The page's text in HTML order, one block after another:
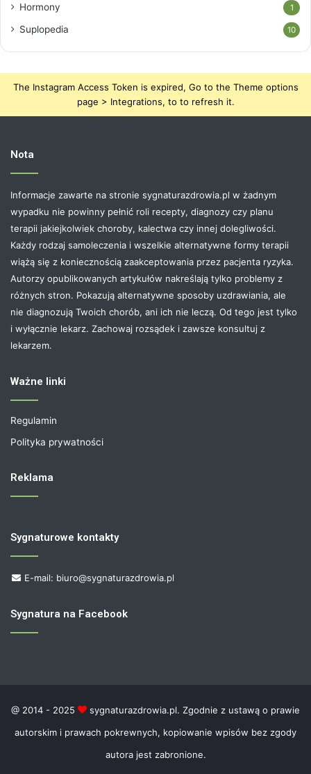
Hormony 1
Suplopedia 10
The Instagram Access Token is expired, Go to the Theme options
page > Integrations, to to refresh it.
Nota
Informacje zawarte na stronie sygnaturazdrowia.pl w żadnym
wypadku nie powinny pełnić roli recepty, diagnozy czy planu
terapii jakiejkolwiek choroby, kalectwa czy innej dolegliwości.
Każdy rodzaj samoleczenia i wszelkie alternatywne formy terapii
wiążą się z koniecznością zaakceptowania przez pacjenta ryzyka.
Autorzy opublikowanych artykułów nakreślają tylko problemy z
różnych stron. Pokazują alternatywne sposoby uzdrawiania, ale
nie diagnozują Twoich chorób, ani ich nie leczą. Od tego jest tylko
i wyłącznie lekarz. Zachowaj rozsądek i zawsze konsultuj z
lekarzem.
Ważne linki
Regulamin
Polityka prywatności
Reklama
Sygnaturowe kontakty
E-mail: biuro@sygnaturazdrowia.pl
Sygnatura na Facebook
@ 2014 - 2025
sygnaturazdrowia.pl. Zgodnie z ustawą o prawie
autorskim i prawach pokrewnych, kopiowanie wpisów bez zgody
autora jest zabronione.